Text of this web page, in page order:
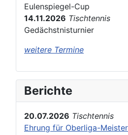
Eulenspiegel-Cup
14.11.2026 Tischtennis
Gedächstnisturnier
weitere Termine
Berichte
20.07.2026 Tischtennis
Ehrung für Oberliga-